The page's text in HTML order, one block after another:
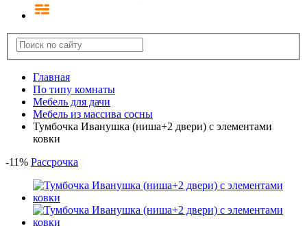
Главная
По типу комнаты
Мебель для дачи
Мебель из массива сосны
Тумбочка Иванушка (ниша+2 двери) с элементами
ковки
-11% Рассрочка